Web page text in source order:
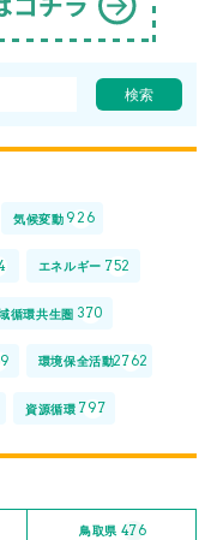
気候変動 926
エネルギー 752
循環共生圏 370
環境保全活動2762
資源循環 797
鳥取県 476